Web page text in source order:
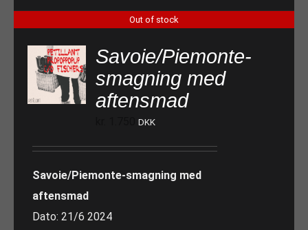
Out of stock
Savoie/Piemonte-
smagning med
aftensmad
DKK
Savoie/Piemonte-smagning med
aftensmad
Dato: 21/6 2024